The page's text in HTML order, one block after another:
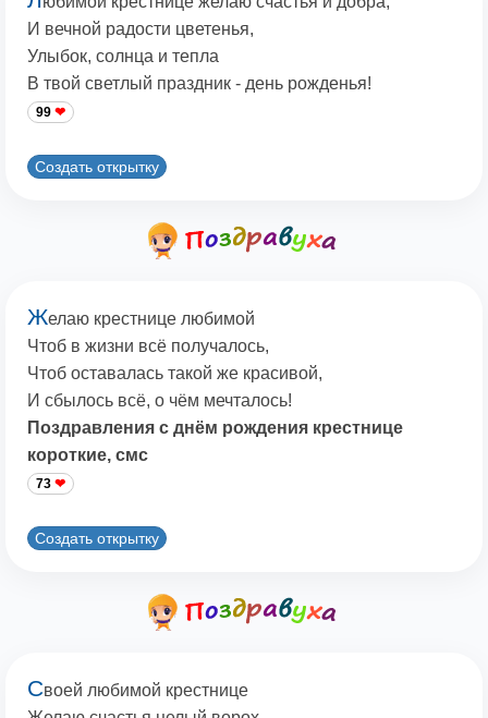
И вечной радости цветенья,
Улыбок, солнца и тепла
В твой светлый праздник - день рожденья!
99
Создать открытку
Желаю крестнице любимой
Чтоб в жизни всё получалось,
Чтоб оставалась такой же красивой,
И сбылось всё, о чём мечталось!
Поздравления с днём рождения крестнице
короткие, смс
73
Создать открытку
Своей любимой крестнице